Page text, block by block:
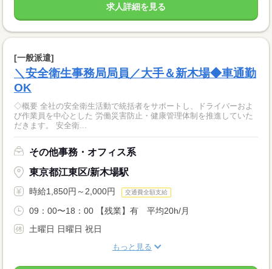
求人詳細を見る
[一般派遣]
＼安全衛生事務局局員／大手＆新木場◆車通勤
OK
◇概要 全社の安全衛生活動で統括者をサポートし、ドライバーおよ
び作業員を中心とした 労働災害防止・健康管理体制を推進していた
だきます。 安全衛...
その他事務・オフィス系
東京都江東区/新木場駅
時給1,850円～2,000円 交通費全額支給
09：00〜18：00 【残業】有 平均20h/月
土曜日 日曜日 祝日
もっと見る